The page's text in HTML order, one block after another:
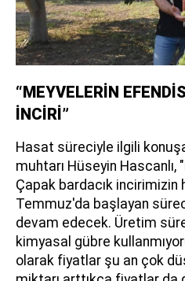
“MEYVELERİN
İNCİRİ”
Hasat süreciyle ilgili
muhtarı Hüseyin
Çapak bardacık incirimizin
Temmuz'da başlayan
devam edecek. Üretim
kimyasal gübre
olarak fiyatlar şu an çok